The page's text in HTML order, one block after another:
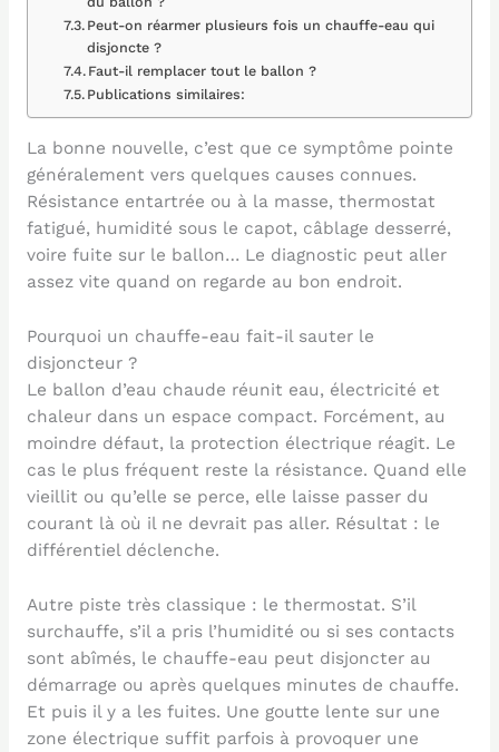
Peut-on réarmer plusieurs fois un chauffe-eau qui
disjoncte ?
Faut-il remplacer tout le ballon ?
Publications similaires:
La bonne nouvelle, c’est que ce symptôme pointe
généralement vers quelques causes connues.
Résistance entartrée ou à la masse, thermostat
fatigué, humidité sous le capot, câblage desserré,
voire fuite sur le ballon… Le diagnostic peut aller
assez vite quand on regarde au bon endroit.
Pourquoi un chauffe-eau fait-il sauter le
disjoncteur ?
Le ballon d’eau chaude réunit eau, électricité et
chaleur dans un espace compact. Forcément, au
moindre défaut, la protection électrique réagit. Le
cas le plus fréquent reste la résistance. Quand elle
vieillit ou qu’elle se perce, elle laisse passer du
courant là où il ne devrait pas aller. Résultat : le
différentiel déclenche.
Autre piste très classique : le thermostat. S’il
surchauffe, s’il a pris l’humidité ou si ses contacts
sont abîmés, le chauffe-eau peut disjoncter au
démarrage ou après quelques minutes de chauffe.
Et puis il y a les fuites. Une goutte lente sur une
zone électrique suffit parfois à provoquer une